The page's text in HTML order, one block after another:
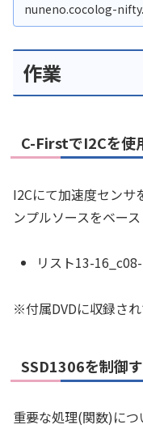
nuneno.cocolog-
作業
C-FirstでI2Cを使
I2Cにて加速度センサ
ンプルソースをベース
リスト13-
※付属DVDに収録され
SSD1306を制御
重要な処理(関数)に